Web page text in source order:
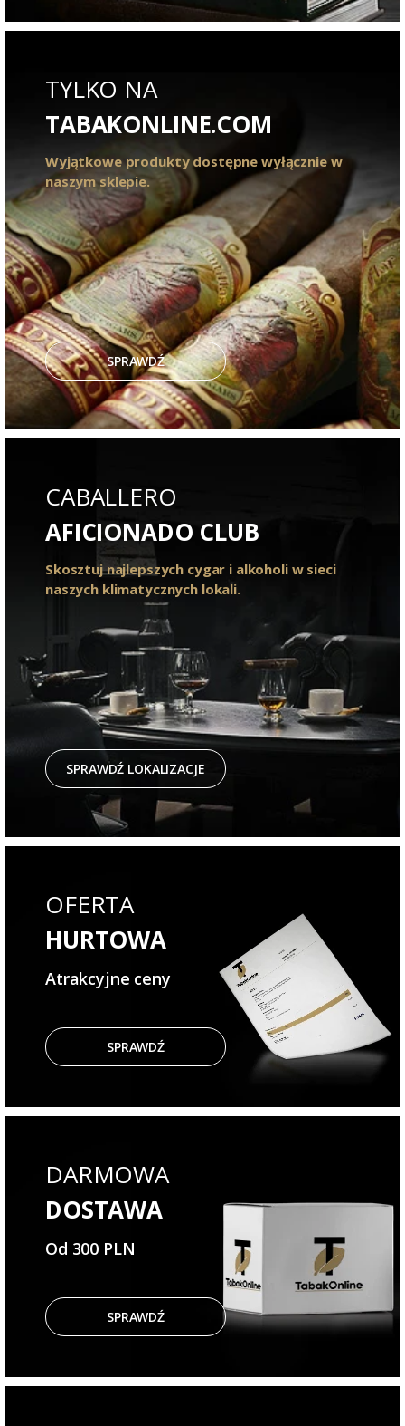
TYLKO NA
TABAKONLINE.COM
Wyjątkowe produkty dostępne wyłącznie w
naszym sklepie.
SPRAWDŹ
CABALLERO
AFICIONADO CLUB
Skosztuj najlepszych cygar i alkoholi w sieci
naszych klimatycznych lokali.
SPRAWDŹ LOKALIZACJE
OFERTA
HURTOWA
Atrakcyjne ceny
SPRAWDŹ
DARMOWA
DOSTAWA
Od 300 PLN
SPRAWDŹ